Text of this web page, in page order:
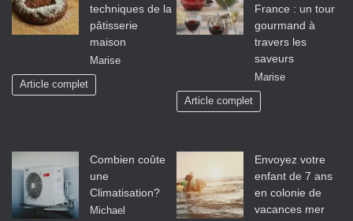
techniques de la
pâtisserie
maison
Marise
Article complet
France : un tour
gourmand à
travers les
saveurs
Marise
Article complet
Combien coûte
une
Climatisation?
Michael
Envoyez votre
enfant de 7 ans
en colonie de
vacances mer